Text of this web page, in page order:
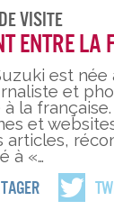
Visite
entre la
est née
et
à la
et
articles,
à «…